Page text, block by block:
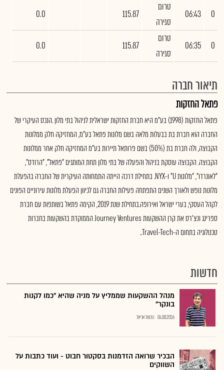
0
06:43
טרום
סגירה
115.87
0.0
0
06:35
טרום
סגירה
115.87
0.0
תיאור חברה
פתאל החזקות
פתאל החזקות (1998) בע"מ היא חברת החזקות ישראלית לניהול בתי מלון .הנכס העיקרי של
החברה הוא חברת בת בבעלות מלאה בשם מלונות פתאל בע"מ, המחזיקה חלק ממלונות
הקבוצה, ולה חברת בת (50%) בשם פרותאל תיירות בע"מ המחזיקה חלק אחר ממלונות
הקבוצה. הקבוצה עוסקת בניהול והפעלה של בתי מלון תחת המותגים "פתאל", "הרודס",
"לאונרדו", "מלונות U" ו-NYX. בתחילת דרכה הייתה התמחותה העיקרית של החברה בהפעלת
מלונות נופש ולאורך השנים התפתחה פעילות החברה גם לכיוון הפעלת מלונות עירוניים הפונים
לקהל העסקי, בערי ישראל ואירופה.בתחילת שנת 2019, הקימה פתאל בשותפות עם חברת
ספרינג ונצ'רס את קרן ההשקעות Journey Ventures הממוקדת בהשקעות בחברות
טכנולוגיה בתחום ה-Travel-Tech..
חדשות
מנהל ההשקעות שממליץ על מניה שהיא "כמו לקנות
בונקר"
04.08.2026 נתנאל אריאל
הבכיר שרואה הזדמנות בסקטור חבוט - ועוד כתבות על
השווקים